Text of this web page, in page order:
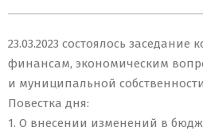
23.03.2023 состоялось
финансам, экономическим
и муниципальной
Повестка дня:
1. О внесении изменений в